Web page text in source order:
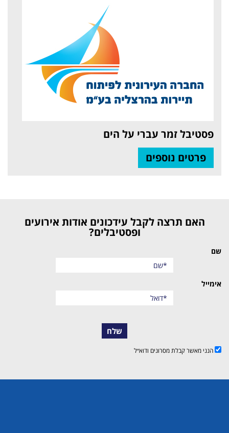
פסטיבל זמר עברי על הים
פרטים נוספים
האם תרצה לקבל עידכונים אודות אירועים
ופסטיבלים?
שם
אימייל
שלח
הנני מאשר קבלת מסרונים ודוא״ל